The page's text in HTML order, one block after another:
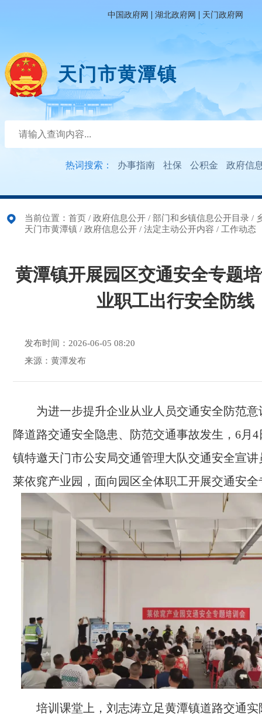
中国政府网 | 湖北政府网 | 天门政府网
天门市黄潭镇
热词搜索： 办事指南 社保 公积金 政府信
当前位置： 首页 / 政府信息公开 / 部门和乡镇信息公开目录 /
天门市黄潭镇 / 政府信息公开 / 法定主动公开内容 / 工作动态
黄潭镇开展园区交通安全专题
业职工出行安全防线
发布时间：2026-06-05 08:20
来源：黄潭发布
为进一步提升企业从业人员交通安全防范
降道路交通安全隐患、防范交通事故发生，6月
镇特邀天门市公安局交通管理大队交通安全宣
莱依窕产业园，面向园区全体职工开展交通安全
培训课堂上，刘志涛立足黄潭镇道路交通